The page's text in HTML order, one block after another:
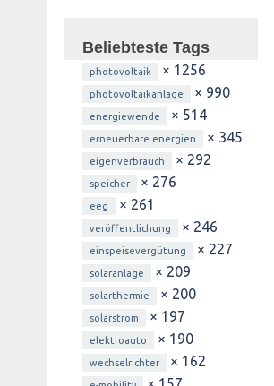
Beliebteste Tags
photovoltaik × 1256
photovoltaikanlage × 990
energiewende × 514
erneuerbare energien × 345
eigenverbrauch × 292
speicher × 276
eeg × 261
veröffentlichung × 246
einspeisevergütung × 227
solaranlage × 209
solarthermie × 200
solarstrom × 197
elektroauto × 190
wechselrichter × 162